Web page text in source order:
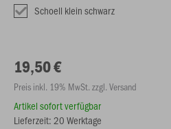
Schoell klein schwarz
19,50 €
Preis inkl. 19% MwSt. zzgl. Versand
Artikel sofort verfügbar
Lieferzeit: 20 Werktage